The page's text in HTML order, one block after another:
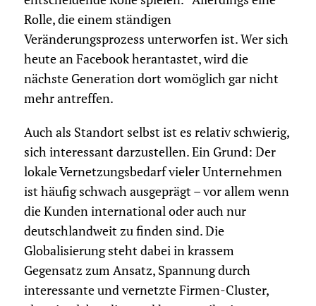
Rolle, die einem ständigen
Veränderungsprozess unterworfen ist. Wer sich
heute an Facebook herantastet, wird die
nächste Generation dort womöglich gar nicht
mehr antreffen.
Auch als Standort selbst ist es relativ schwierig,
sich interessant darzustellen. Ein Grund: Der
lokale Vernetzungsbedarf vieler Unternehmen
ist häufig schwach ausgeprägt – vor allem wenn
die Kunden international oder auch nur
deutschlandweit zu finden sind. Die
Globalisierung steht dabei in krassem
Gegensatz zum Ansatz, Spannung durch
interessante und vernetzte Firmen-Cluster,